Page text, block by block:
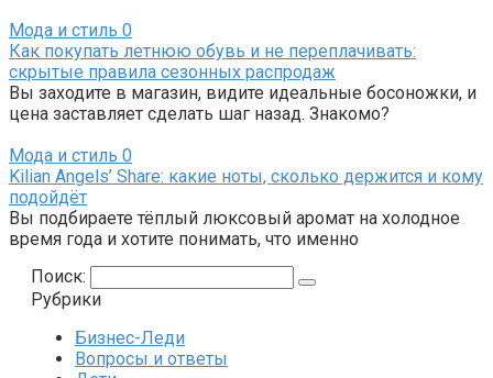
Мода и стиль 0
Как покупать летнюю обувь и не переплачивать:
скрытые правила сезонных распродаж
Вы заходите в магазин, видите идеальные босоножки, и
цена заставляет сделать шаг назад. Знакомо?
Мода и стиль 0
Kilian Angels’ Share: какие ноты, сколько держится и кому
подойдёт
Вы подбираете тёплый люксовый аромат на холодное
время года и хотите понимать, что именно
Поиск:
Рубрики
Бизнес-Леди
Вопросы и ответы